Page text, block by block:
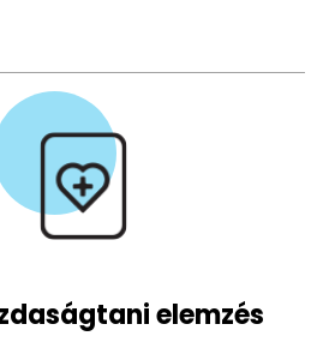
elemzés